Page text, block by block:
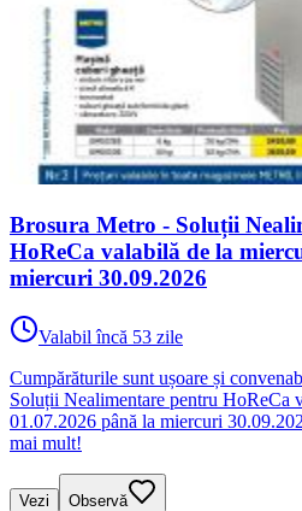
Brosura Metro - Soluții
HoReCa valabilă de la
miercuri 30.09.2026
Valabil încă 53 zile
Cumpărăturile sunt ușoare și
Soluții Nealimentare pentru HoReCa
01.07.2026 până la miercuri
mai mult!
Vezi Observă